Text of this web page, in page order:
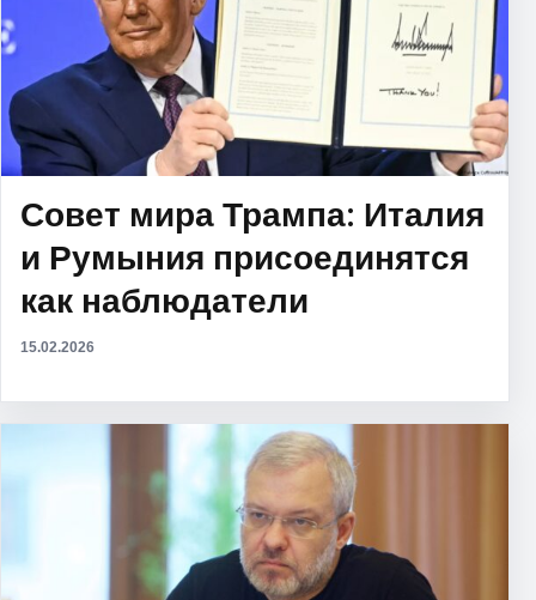
Совет мира Трампа: Италия
и Румыния присоединятся
как наблюдатели
15.02.2026